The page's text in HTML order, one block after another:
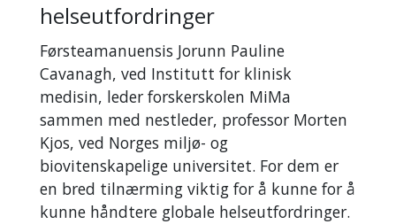
helseutfordringer
Førsteamanuensis Jorunn Pauline
Cavanagh, ved Institutt for klinisk
medisin, leder forskerskolen MiMa
sammen med nestleder, professor Morten
Kjos, ved Norges miljø- og
biovitenskapelige universitet. For dem er
en bred tilnærming viktig for å kunne for å
kunne håndtere globale helseutfordringer.